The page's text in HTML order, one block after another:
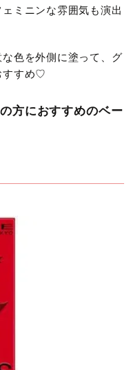
ミニンな雰囲気も演出
色を外側に塗って、グ
すすめ♡
方におすすめのベー